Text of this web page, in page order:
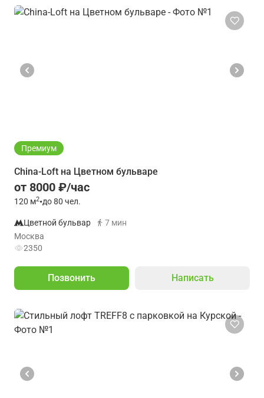
Премиум
China-Loft на Цветном бульваре
от 8000 ₽/час
120 м2•до 80 чел.
Цветной бульвар
7 мин
Москва
2350
Позвонить Написать